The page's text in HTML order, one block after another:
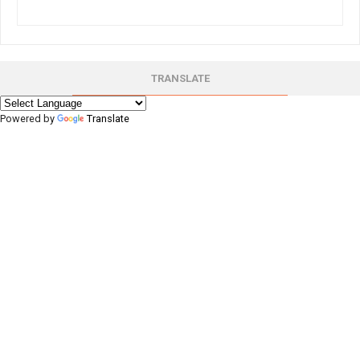
TRANSLATE
Powered by Translate